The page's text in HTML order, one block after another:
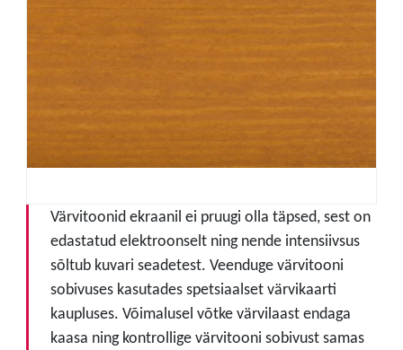
Värvitoonid ekraanil ei pruugi olla täpsed, sest on
edastatud elektroonselt ning nende intensiivsus
sõltub kuvari seadetest. Veenduge värvitooni
sobivuses kasutades spetsiaalset värvikaarti
kaupluses. Võimalusel võtke värvilaast endaga
kaasa ning kontrollige värvitooni sobivust samas